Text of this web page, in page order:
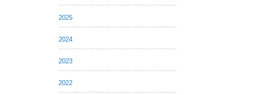
2025
2024
2023
2022